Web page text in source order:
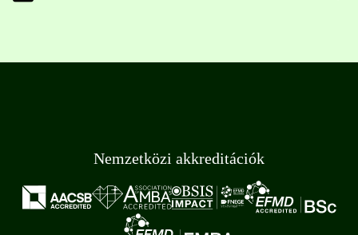
Nemzetközi akkreditációk